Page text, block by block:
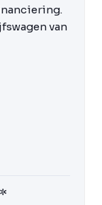
van